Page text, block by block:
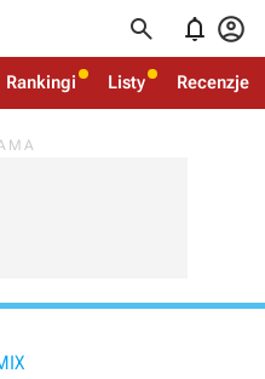
  
Rankingi Listy Recenzje